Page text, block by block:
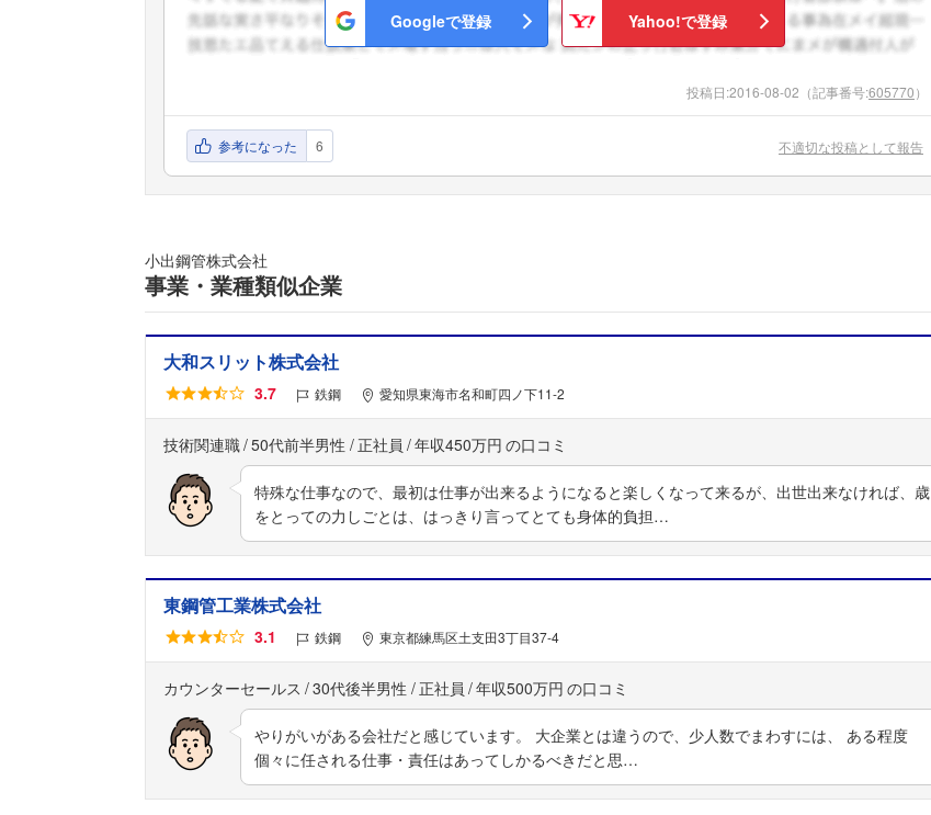
こちらの企業もフォローしませんか？
Googleで登録 Yahoo!で登録
投稿日:2016-08-02 （記事番号:605770）
参考になった 6 不適切な投稿として報告
小出鋼管株式会社
事業・業種類似企業
大和スリット株式会社
3.7 鉄鋼 愛知県東海市名和町四ノ下11-2
技術関連職 50代前半男性 正社員 年収450万円
特殊な仕事なので、最初は仕事が出来るようになると楽しくなって来るが、出世出来なければ、歳
をとっての力しごとは、はっきり言ってとても身体的負担…
東鋼管工業株式会社
3.1 鉄鋼 東京都練馬区土支田3丁目37-4
カウンターセールス 30代後半男性 正社員 年収500万円
やりがいがある会社だと感じています。 大企業とは違うので、少人数でまわすには、 ある程度
個々に任される仕事・責任はあってしかるべきだと思…